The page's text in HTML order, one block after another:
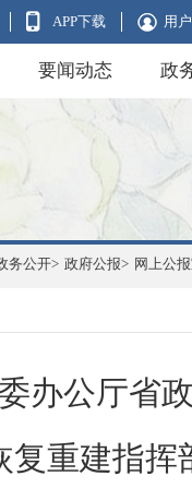
APP下载 用
要闻动态 政
务公开> 政府公报> 网上公
办公厅省
复重建指挥